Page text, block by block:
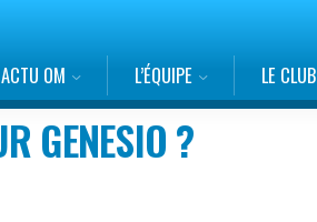
ACTU OM L’ÉQUIPE LE CLUB
GENESIO ?